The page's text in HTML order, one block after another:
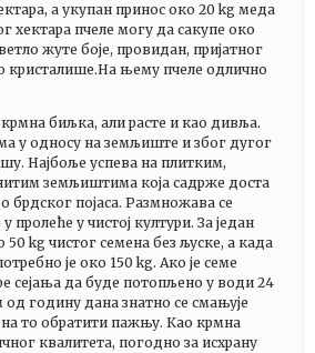
а укупан принос око 20 kg меда
хектара пчеле могу да сакупе око
жуте боје, провидан, пријатног
кристалише.На њему пчеле одлично
крмна биљка, али расте и као дивља.
у односу на земљиште и због дугог
Најбоље успева на плитким,
земљиштима која садрже доста
брдског појаса. Размножава се
пролеће у чистој култури. За један
50 kg чистог семена без љуске, а када
је око 150 kg. Ако је семе
сејања да буде потопљено у води 24
од годину дана знатно се смањује
на то обратити пажњу. Као крмна
квалитета, погодно за исхрану